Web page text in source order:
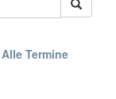
Alle Termine